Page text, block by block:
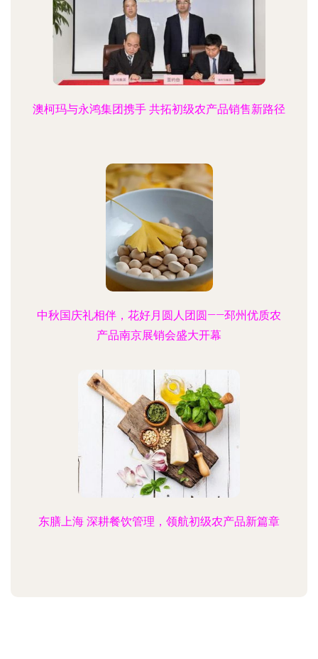
澳柯玛与永鸿集团携手 共拓初级农产品销售新路径
中秋国庆礼相伴，花好月圆人团圆——邳州优质农
产品南京展销会盛大开幕
东膳上海 深耕餐饮管理，领航初级农产品新篇章